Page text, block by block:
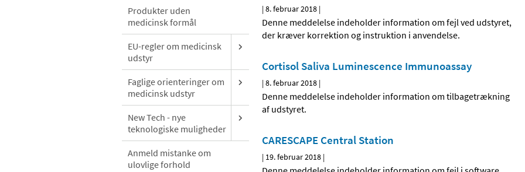
Produkter uden
medicinsk formål
EU-regler om medicinsk
udstyr
Faglige orienteringer om
medicinsk udstyr
New Tech - nye
teknologiske muligheder
Anmeld mistanke om
ulovlige forhold
|8. februar 2018 |
Denne meddelelse indeholder information om fejl ved udstyret,
der kræver korrektion og instruktion i anvendelse.
Cortisol Saliva Luminescence Immunoassay
|8. februar 2018 |
Denne meddelelse indeholder information om tilbagetrækning
af udstyret.
CARESCAPE Central Station
| 19. februar 2018 |